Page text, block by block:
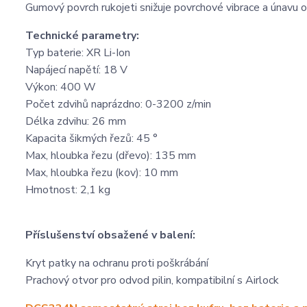
Gumový povrch rukojeti snižuje povrchové vibrace a únavu
Technické parametry:
Typ baterie: XR Li-Ion
Napájecí napětí: 18 V
Výkon: 400 W
Počet zdvihů naprázdno: 0-3200 z/min
Délka zdvihu: 26 mm
Kapacita šikmých řezů: 45 °
Max, hloubka řezu (dřevo): 135 mm
Max, hloubka řezu (kov): 10 mm
Hmotnost: 2,1 kg
Příslušenství obsažené v balení:
Kryt patky na ochranu proti poškrábání
Prachový otvor pro odvod pilin, kompatibilní s Airlock